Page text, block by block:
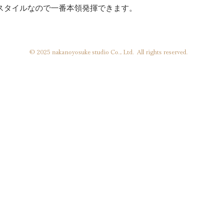
イルなので一番本領発揮できます。
©︎ 2025 nakanoyosuke studio Co., Ltd. All rights reserved.